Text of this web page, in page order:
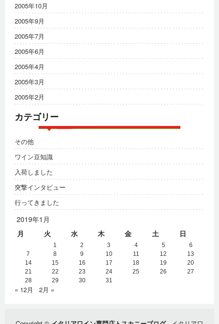
2005年10月
2005年9月
2005年7月
2005年6月
2005年4月
2005年3月
2005年2月
カテゴリー
その他
ワイン豆知識
入荷しました
突撃インタビュー
行ってきました
2019年1月
月
火 水 木 金 土 日
1 2 3 4 5
6
7
8 9 10 11 12
13
14
15 16 17 18 19
20
21
22 23 24 25 26
27
28
29 30 31
« 12月 2月 »